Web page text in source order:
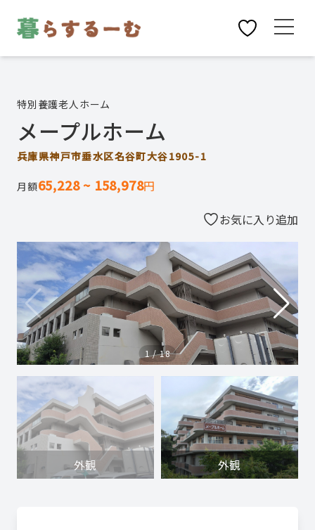
特別養護老人ホーム
メープルホーム
兵庫県神戸市垂水区名谷町大谷1905-1
月額65,228 ~ 158,978円
お気に入り追加
1/18
外観 外観